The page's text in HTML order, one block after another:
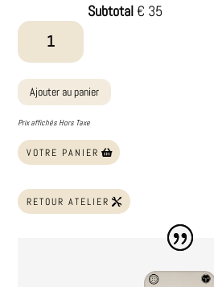
Subtotal€ 35
quantité
HRS4
-
TA4F
Ajouter au panier
Prix affichés Hors Taxe
VOTRE PANIER
RETOUR ATELIER